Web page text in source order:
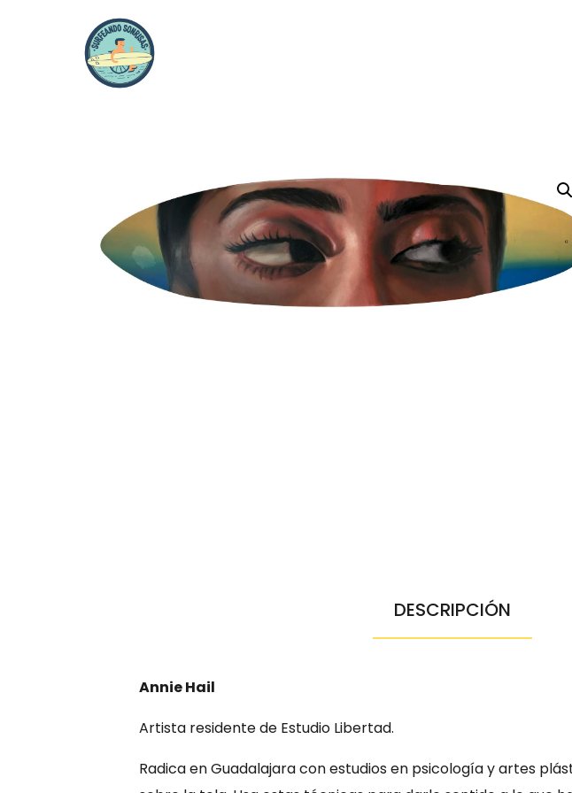
DESCRIPCIÓN
Annie Hail
Artista residente de Estudio Libertad.
Radica en Guadalajara con estudios en psicología y artes